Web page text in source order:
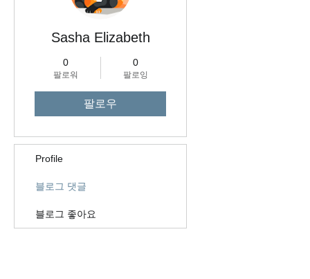
Sasha Elizabeth
0
팔로워
0
팔로잉
팔로우
Profile
블로그 댓글
블로그 좋아요